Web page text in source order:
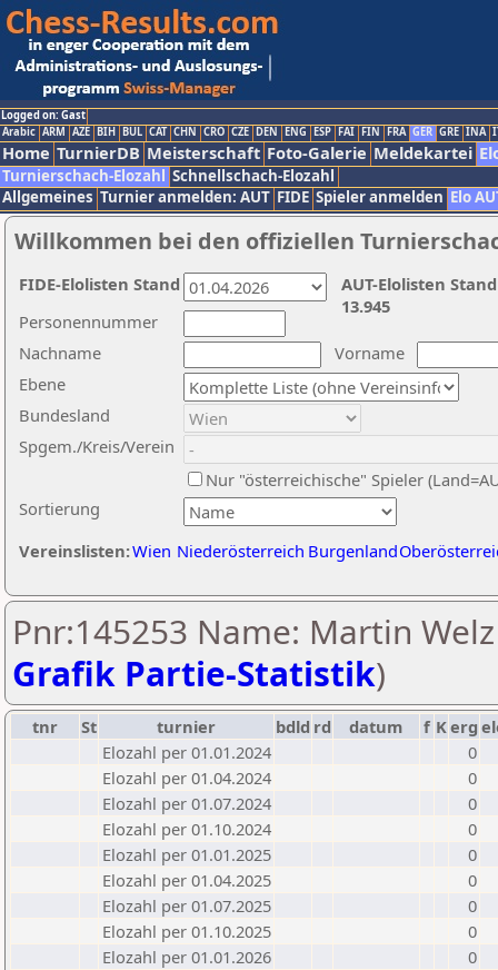
Logged on: Gast
Arabic ARM AZE BIH BUL CAT CHN CRO CZE DEN ENG ESP FAI FIN FRA GER GRE INA
Home TurnierDB Meisterschaft Foto-Galerie Meldekartei
Turnierschach-Elozahl Schnellschach-Elozahl
Allgemeines Turnier anmelden: AUT FIDE Spieler anmelden Elo
Willkommen bei den offiziellen
Nachname
Vorname
Ebene
Sortierung
Personennummer
Bundesland
Spgem./Kreis/Verein
Nur "österreichische" Spieler
Vereinslisten:Wien Niederösterreich Burgenland
AUT-Elolisten
13.945
FIDE-Elolisten Stand
Pnr:145253 Name: Martin
Grafik Partie-Statistik)
tnr St turnier bdld rd datum f Kerg
Elozahl per 01.01.2024
0
Elozahl per 01.04.2024
0
Elozahl per 01.07.2024
0
Elozahl per 01.10.2024
0
Elozahl per 01.01.2025
0
Elozahl per 01.04.2025
0
Elozahl per 01.07.2025
0
Elozahl per 01.10.2025
0
Elozahl per 01.01.2026
0